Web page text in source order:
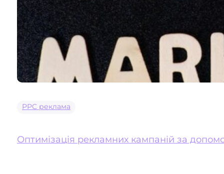
PPC реклама
Оптимізація рекламних кампаній за